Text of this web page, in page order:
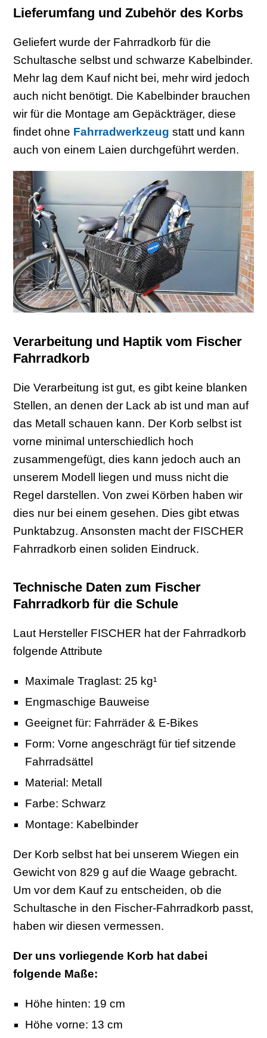
Lieferumfang und Zubehör des Korbs
Geliefert wurde der Fahrradkorb für die
Schultasche selbst und schwarze Kabelbinder.
Mehr lag dem Kauf nicht bei, mehr wird jedoch
auch nicht benötigt. Die Kabelbinder brauchen
wir für die Montage am Gepäckträger, diese
findet ohne Fahrradwerkzeug statt und kann
auch von einem Laien durchgeführt werden.
Verarbeitung und Haptik vom Fischer
Fahrradkorb
Die Verarbeitung ist gut, es gibt keine blanken
Stellen, an denen der Lack ab ist und man auf
das Metall schauen kann. Der Korb selbst ist
vorne minimal unterschiedlich hoch
zusammengefügt, dies kann jedoch auch an
unserem Modell liegen und muss nicht die
Regel darstellen. Von zwei Körben haben wir
dies nur bei einem gesehen. Dies gibt etwas
Punktabzug. Ansonsten macht der FISCHER
Fahrradkorb einen soliden Eindruck.
Technische Daten zum Fischer
Fahrradkorb für die Schule
Laut Hersteller FISCHER hat der Fahrradkorb
folgende Attribute
Maximale Traglast: 25 kg¹
Engmaschige Bauweise
Geeignet für: Fahrräder & E-Bikes
Form: Vorne angeschrägt für tief sitzende
Fahrradsättel
Material: Metall
Farbe: Schwarz
Montage: Kabelbinder
Der Korb selbst hat bei unserem Wiegen ein
Gewicht von 829 g auf die Waage gebracht.
Um vor dem Kauf zu entscheiden, ob die
Schultasche in den Fischer-Fahrradkorb passt,
haben wir diesen vermessen.
Der uns vorliegende Korb hat dabei
folgende Maße:
Höhe hinten: 19 cm
Höhe vorne: 13 cm